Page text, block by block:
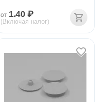
от 1.40 ₽
(Включая налог)